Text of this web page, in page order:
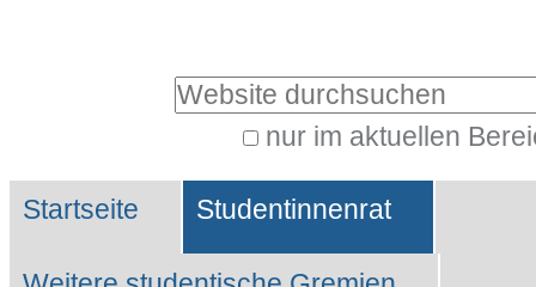
Website durchsuchen
nur im aktuellen
Suche…
Sektionen
Startseite Studentinnenrat